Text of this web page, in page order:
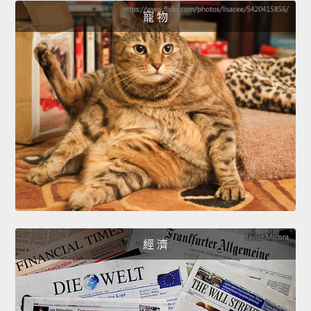
寵 物
經 濟